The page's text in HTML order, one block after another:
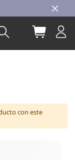
Buscar Mi
con este